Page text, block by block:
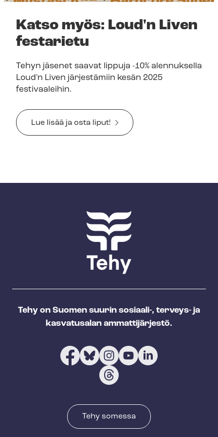
Katso myös: Loud'n Liven
festarietu
Tehyn jäsenet saavat lippuja -10% alennuksella
Loud'n Liven järjestämiin kesän 2025
festivaaleihin.
Lue lisää ja osta liput!
Tehy on Suomen suurin sosiaali-, terveys- ja
kasvatusalan ammattijärjestö.
Tehy somessa